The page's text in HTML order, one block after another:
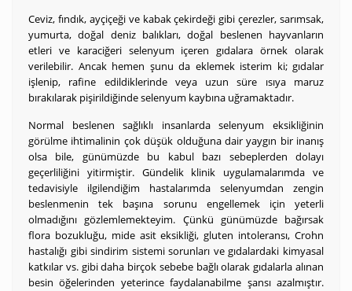
Ceviz, fındık, ayçiçeği ve kabak çekirdeği gibi çerezler, sarımsak,
yumurta, doğal deniz balıkları, doğal beslenen hayvanların
etleri ve karaciğeri selenyum içeren gıdalara örnek olarak
verilebilir. Ancak hemen şunu da eklemek isterim ki; gıdalar
işlenip, rafine edildiklerinde veya uzun süre ısıya maruz
bırakılarak pişirildiğinde selenyum kaybına uğramaktadır.
Normal beslenen sağlıklı insanlarda selenyum eksikliğinin
görülme ihtimalinin çok düşük olduğuna dair yaygın bir inanış
olsa bile, günümüzde bu kabul bazı sebeplerden dolayı
geçerliliğini yitirmiştir. Gündelik klinik uygulamalarımda ve
tedavisiyle ilgilendiğim hastalarımda selenyumdan zengin
beslenmenin tek başına sorunu engellemek için yeterli
olmadığını gözlemlemekteyim. Çünkü günümüzde bağırsak
flora bozukluğu, mide asit eksikliği, gluten intoleransı, Crohn
hastalığı gibi sindirim sistemi sorunları ve gıdalardaki kimyasal
katkılar vs. gibi daha birçok sebebe bağlı olarak gıdalarla alınan
besin öğelerinden yeterince faydalanabilme şansı azalmıştır.